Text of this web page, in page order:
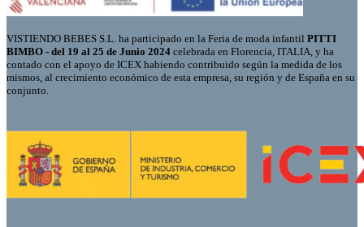
VISTIENDO BEBES S.L. ha participado en la Feria de moda infantil PITTI
BIMBO - del 19 al 25 de Junio 2024 celebrada en Florencia, ITALIA, y ha
contado con el apoyo de ICEX habiendo contribuido según la medida de los
mismos, al crecimiento económico de esta empresa, su región y de España en su
conjunto.